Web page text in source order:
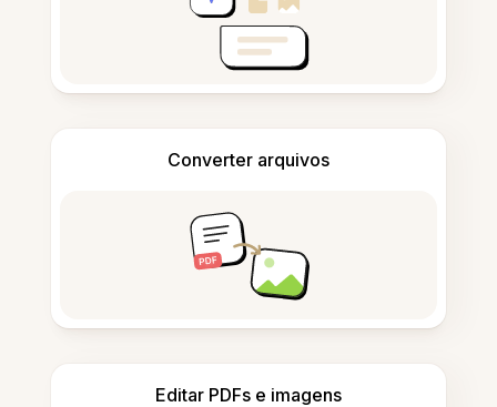
Converter arquivos
Editar PDFs e imagens